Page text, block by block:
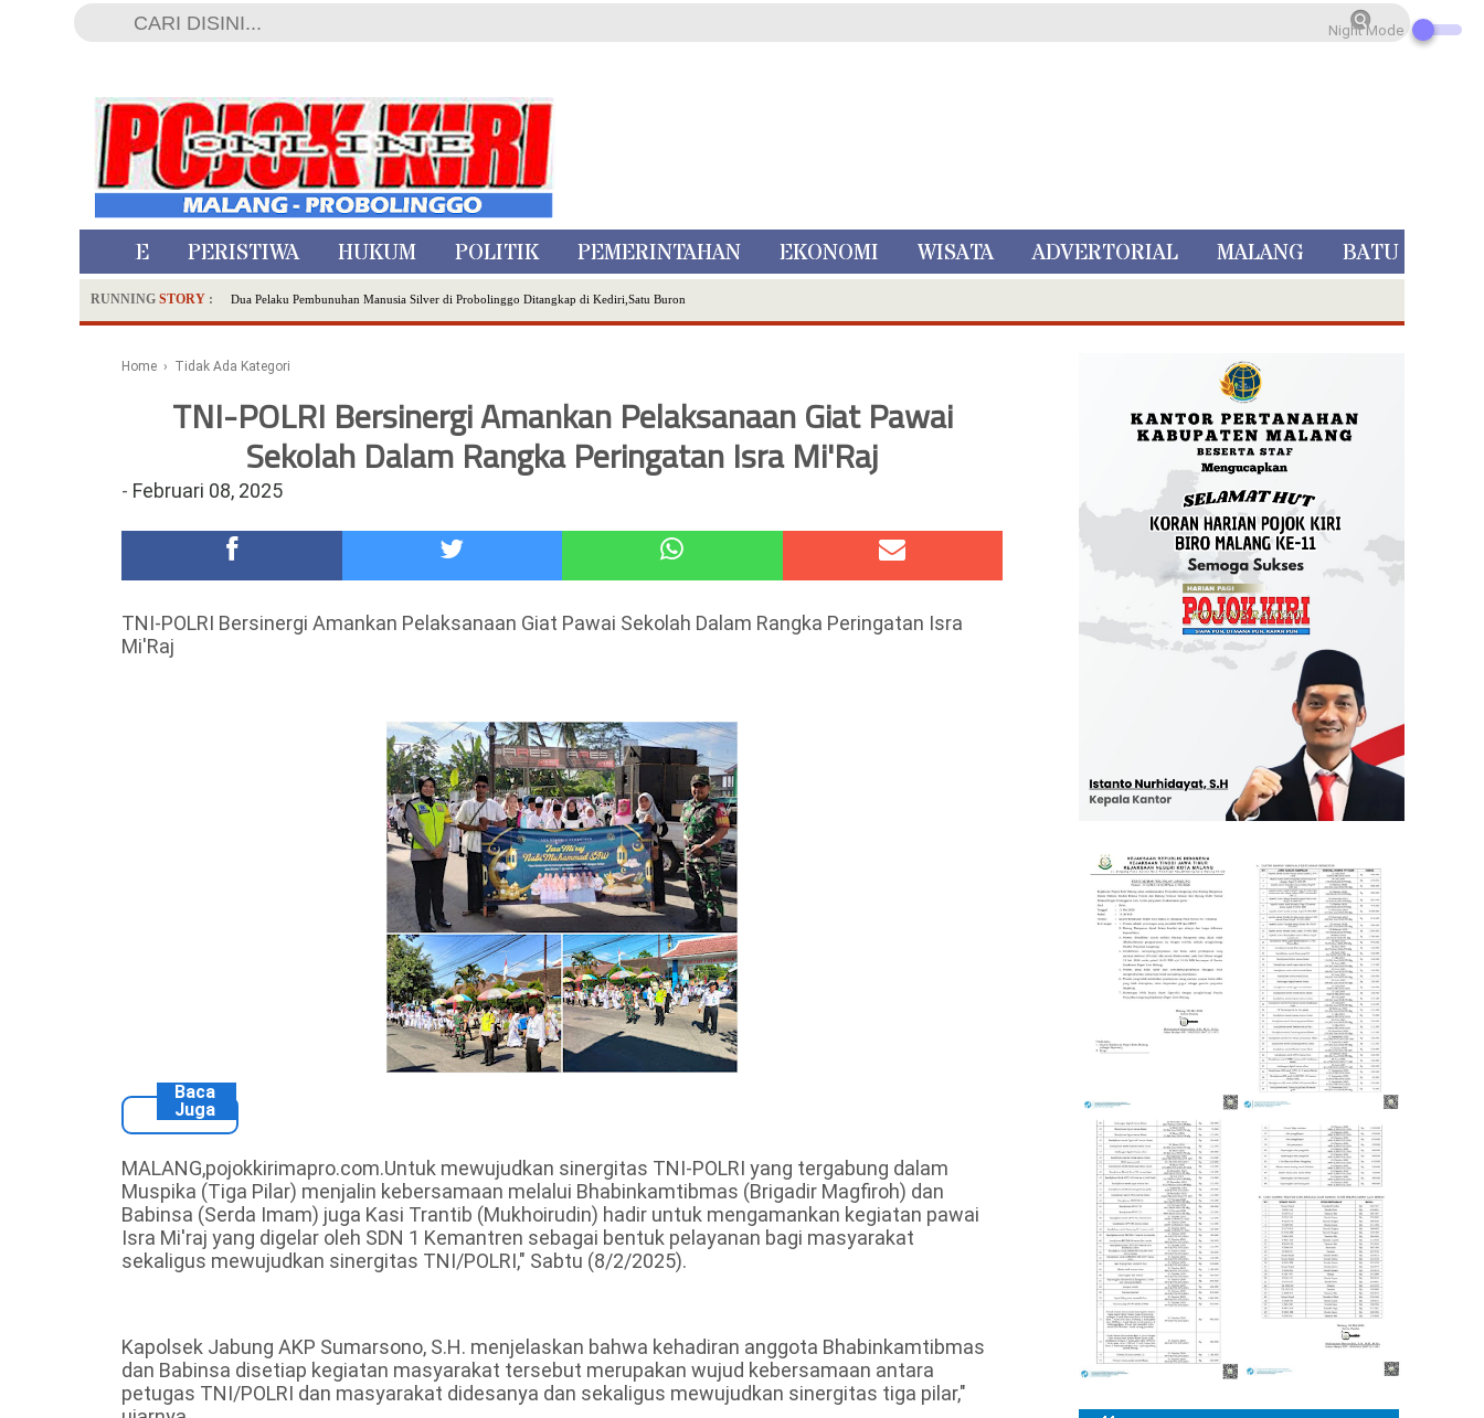
HOME PERISTIWA HUKUM POLITIK PEMERINTAHAN EKONOMI WISATA ADVERTORIAL MALANG BATU
RUNNING STORY : Dua Pelaku Pembunuhan Manusia Silver di Probolinggo Ditangkap di Kediri,Satu Buron
SDN Sumberejo 02 Kota Batu Kembangkan Program Inovasi Literasi Melalui LASKAR JODA, Usung Filosofi Gelar Sehelai Tikar
Polsek Wonoasih Perkuat Ketahanan Pangan Lewat Dialog Bersama Petani
RILIS RAPAT PLENO TERBUKA PEMUTAKHIRAN DATA PEMILIH BERKELANJUTAN (PDPB) TRIWULAN II
Tugu Tirta Usung 'Smart Water City' di Indonesia City Expo APEKSI XVIII Medan
Meriah,Peringati Hari Bhayangkara ke-80,Polres Batu Gelar Kapolres Cup 9 Ball Tournament,Gandeng Carabao Bistro & Pool Batu HQ Total Hadiah Rp 5 Juta
Healing-Healing Ke-Malang Batu Jangan Lupa Mampir Ke-Waroeng Tani Dau Malang,Dijamin Ketagihan,Ini Sebabnya
Home › Tidak Ada Kategori
TNI-POLRI Bersinergi Amankan Pelaksanaan Giat Pawai
Sekolah Dalam Rangka Peringatan Isra Mi'Raj
- Februari 08, 2025
TNI-POLRI Bersinergi Amankan Pelaksanaan Giat Pawai Sekolah Dalam Rangka Peringatan Isra
Mi'Raj
Baca
Juga
MALANG,pojokkirimapro.com.Untuk mewujudkan sinergitas TNI-POLRI yang tergabung dalam
Muspika (Tiga Pilar) menjalin kebersamaan melalui Bhabinkamtibmas (Brigadir Magfiroh) dan
Babinsa (Serda Imam) juga Kasi Trantib (Mukhoirudin) hadir untuk mengamankan kegiatan pawai
Isra Mi'raj yang digelar oleh SDN 1 Kemantren sebagai bentuk pelayanan bagi masyarakat
sekaligus mewujudkan sinergitas TNI/POLRI," Sabtu (8/2/2025).
Kapolsek Jabung AKP Sumarsono, S.H. menjelaskan bahwa kehadiran anggota Bhabinkamtibmas
dan Babinsa disetiap kegiatan masyarakat tersebut merupakan wujud kebersamaan antara
petugas TNI/POLRI dan masyarakat didesanya dan sekaligus mewujudkan sinergitas tiga pilar,"
Night Mode